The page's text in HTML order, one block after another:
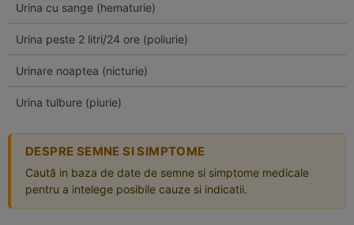
Urina cu sange (hematurie)
Urina peste 2 litri/24 ore (poliurie)
Urinare noaptea (nicturie)
Urina tulbure (piurie)
DESPRE SEMNE SI SIMPTOME
Caută in baza de date de semne si simptome medicale
pentru a intelege posibile cauze si indicatii.